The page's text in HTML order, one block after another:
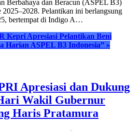
Berbahaya dan Beracun (ASPEL B3)
Pelantikan ini berlangsung
bertempat di Indigo A…
Kepri Apresiasi Pelantikan Beni
Harian ASPEL B3 Indonesia” »
Apresiasi dan Dukung
Wakil Gubernur
Haris Pratamura